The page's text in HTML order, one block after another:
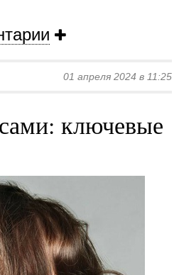
01 апреля 2024 в 11:25
ключевые